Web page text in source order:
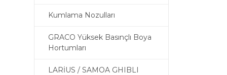
Kumlama Nozulları
GRACO Yüksek Basınçlı Boya
Hortumları
LARİUS / SAMOA GHIBLI